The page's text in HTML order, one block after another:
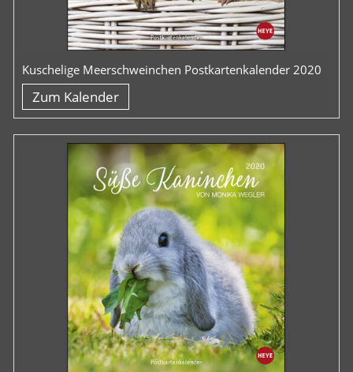
Kuschelige Meerschweinchen Postkartenkalender 2020
Zum Kalender